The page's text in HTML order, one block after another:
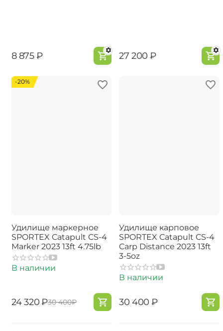
‍8 875‍₽ ‍27 200‍ ₽
-20%
Удилище маркерное
SPORTEX Catapult CS-4
Marker 2023 13ft 4.75lb
В наличии
‍24 320‍₽‍30 400‍₽
Удилище карповое
SPORTEX Catapult CS-4
Carp Distance 2023 13ft
3-5oz
В наличии
‍30 400‍ ₽